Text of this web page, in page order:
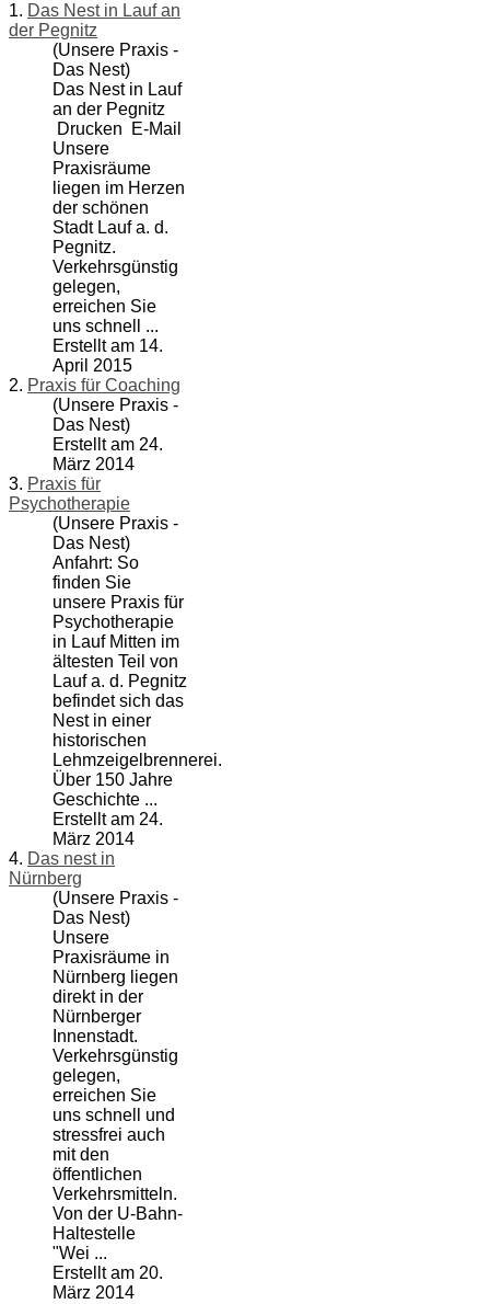
1. Das Nest in Lauf an
der Pegnitz
(Unsere Praxis -
Das Nest)
Das Nest in Lauf
an der Pegnitz
Drucken E-Mail
Unsere
Praxisräume
liegen im Herzen
der schönen
Stadt Lauf a. d.
Pegnitz.
Verkehrsgünstig
gelegen,
erreichen Sie
uns schnell ...
Erstellt am 14.
April 2015
2. Praxis für Coaching
(Unsere Praxis -
Das Nest)
Erstellt am 24.
März 2014
3. Praxis für
Psychotherapie
(Unsere Praxis -
Das Nest)
Anfahrt: So
finden Sie
unsere Praxis für
Psychotherapie
in Lauf Mitten im
ältesten Teil von
Lauf a. d. Pegnitz
befindet sich das
Nest in einer
historischen
Lehmzeigelbrennerei.
Über 150 Jahre
Geschichte ...
Erstellt am 24.
März 2014
4. Das nest in
Nürnberg
(Unsere Praxis -
Das Nest)
Unsere
Praxisräume in
Nürnberg liegen
direkt in der
Nürnberger
Innenstadt.
Verkehrsgünstig
gelegen,
erreichen Sie
uns schnell und
stressfrei auch
mit den
öffentlichen
Verkehrsmitteln.
Von der U-Bahn-
Haltestelle
"Wei ...
Erstellt am 20.
März 2014